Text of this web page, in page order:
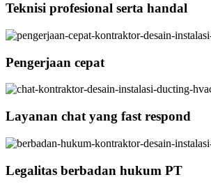
Teknisi profesional serta handal
Pengerjaan cepat
Layanan chat yang fast respond
Legalitas berbadan hukum PT